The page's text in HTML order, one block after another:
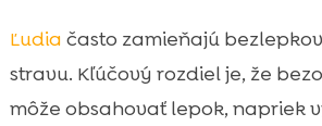
Ľudia často zamieňajú
stravu. Kľúčový rozdiel je, že
môže obsahovať lepok, napriek